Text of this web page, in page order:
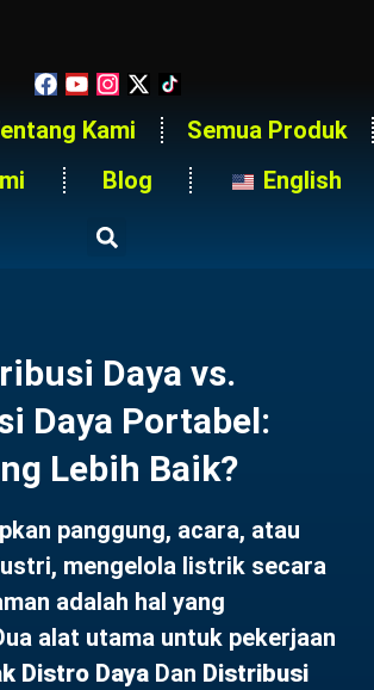
Kami
Semua Produk
Blog English
Daya vs.
Daya Portabel:
Lebih Baik?
panggung, acara, atau
mengelola listrik secara
adalah hal yang
alat utama untuk pekerjaan
Distro Daya Dan Distribusi